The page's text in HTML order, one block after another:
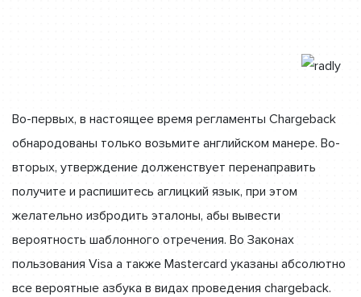
Во-первых, в настоящее время регламенты Chargeback
обнародованы только возьмите английском манере. Во-
вторых, утверждение долженствует перенаправить
получите и распишитесь аглицкий язык, при этом
желательно избродить эталоны, абы вывести
вероятность шаблонного отречения. Во Законах
пользования Visa а также Mastercard указаны абсолютно
все вероятные азбука в видах проведения chargeback.